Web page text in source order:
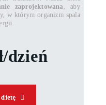
zaprojektowana, aby
w którym organizm spala
dzień